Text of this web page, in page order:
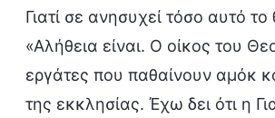
Γιατί σε ανησυχεί τόσο αυτό
«Αλήθεια είναι. Ο οίκος του
εργάτες που παθαίνουν αμόκ
της εκκλησίας. Έχω δει ότι η